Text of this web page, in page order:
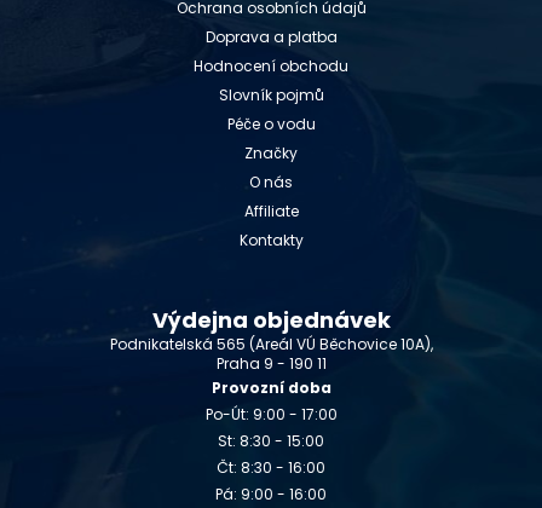
Ochrana osobních údajů
Doprava a platba
Hodnocení obchodu
Slovník pojmů
Péče o vodu
Značky
O nás
Affiliate
Kontakty
Výdejna objednávek
Podnikatelská 565 (Areál VÚ Běchovice 10A),
Praha 9 - 190 11
Provozní doba
Po-Út: 9:00 - 17:00
St: 8:30 - 15:00
Čt: 8:30 - 16:00
Pá: 9:00 - 16:00